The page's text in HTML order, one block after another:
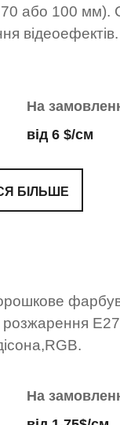
або 100 мм).
На
від 6 $/см
БІЛЬШЕ
розжарення
На